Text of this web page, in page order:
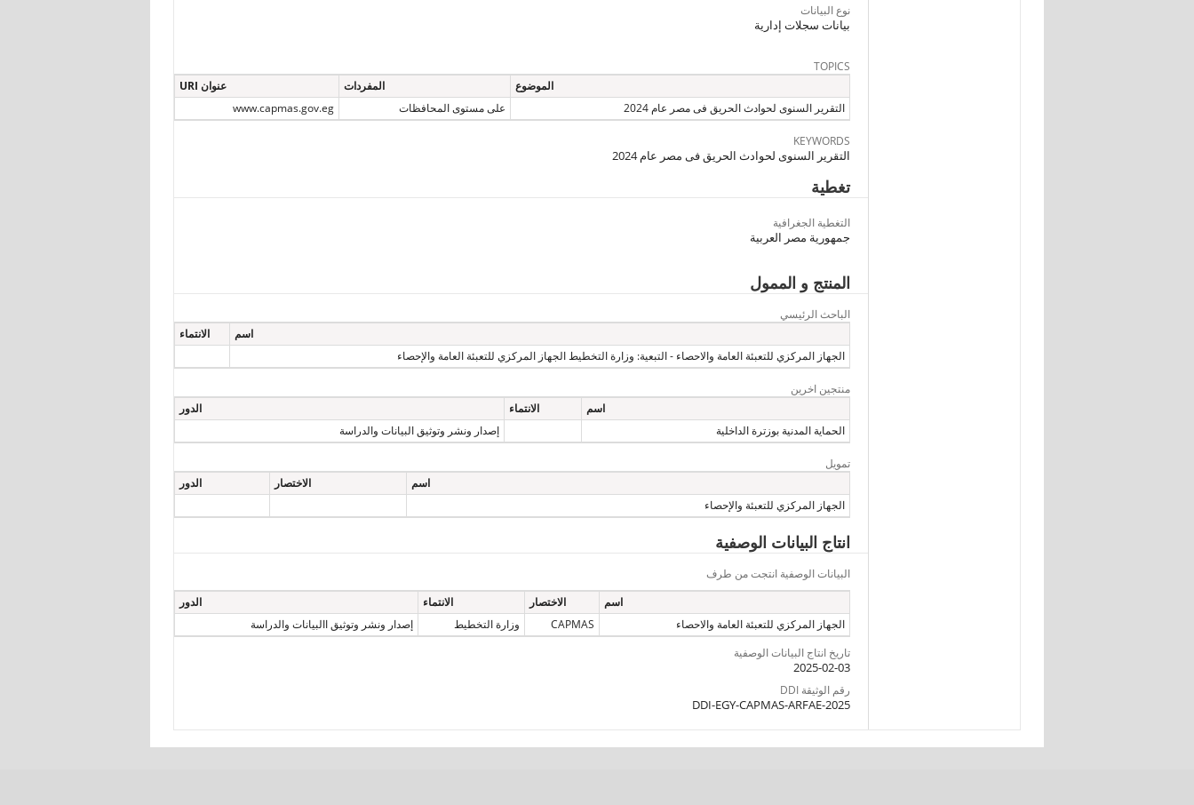
نوع البيانات
بيانات سجلات إدارية
TOPICS
الموضوع
المفردات
عنوان URI
التقرير السنوى لحوادث الحريق فى مصر عام 2024
على مستوى المحافظات www.capmas.gov.eg
KEYWORDS
التقرير السنوى لحوادث الحريق فى مصر عام 2024
تغطية
التغطية الجغرافية
جمهورية مصر العربية
المنتج و الممول
الباحث الرئيسي
اسم
الانتماء
الجهاز المركزي للتعبئة العامة والاحصاء - التبعية: وزارة التخطيط الجهاز المركزي للتعبئة العامة والإحصاء
منتجين اخرين
اسم
الانتماء
الدور
الحماية المدنية بوزترة الداخلية
إصدار ونشر وتوثيق البيانات والدراسة
تمويل
اسم
الاختصار
الدور
الجهاز المركزي للتعبئة والإحصاء
انتاج البيانات الوصفية
البيانات الوصفية انتجت من طرف
اسم
الاختصار الانتماء
الدور
الجهاز المركزي للتعبئة العامة والاحصاء
CAPMAS وزارة التخطيط
إصدار ونشر وتوثيق االبيانات والدراسة
تاريخ انتاج البيانات الوصفية
2025-02-03
رقم الوثيقة DDI
DDI-EGY-CAPMAS-ARFAE-2025